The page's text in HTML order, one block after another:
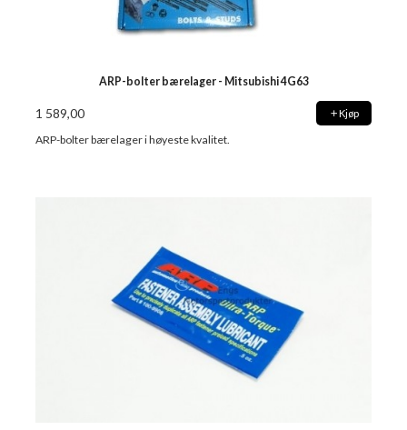
ARP-bolter bærelager - Mitsubishi 4G63
1 589,00 Kjøp
ARP-bolter bærelager i høyeste kvalitet.